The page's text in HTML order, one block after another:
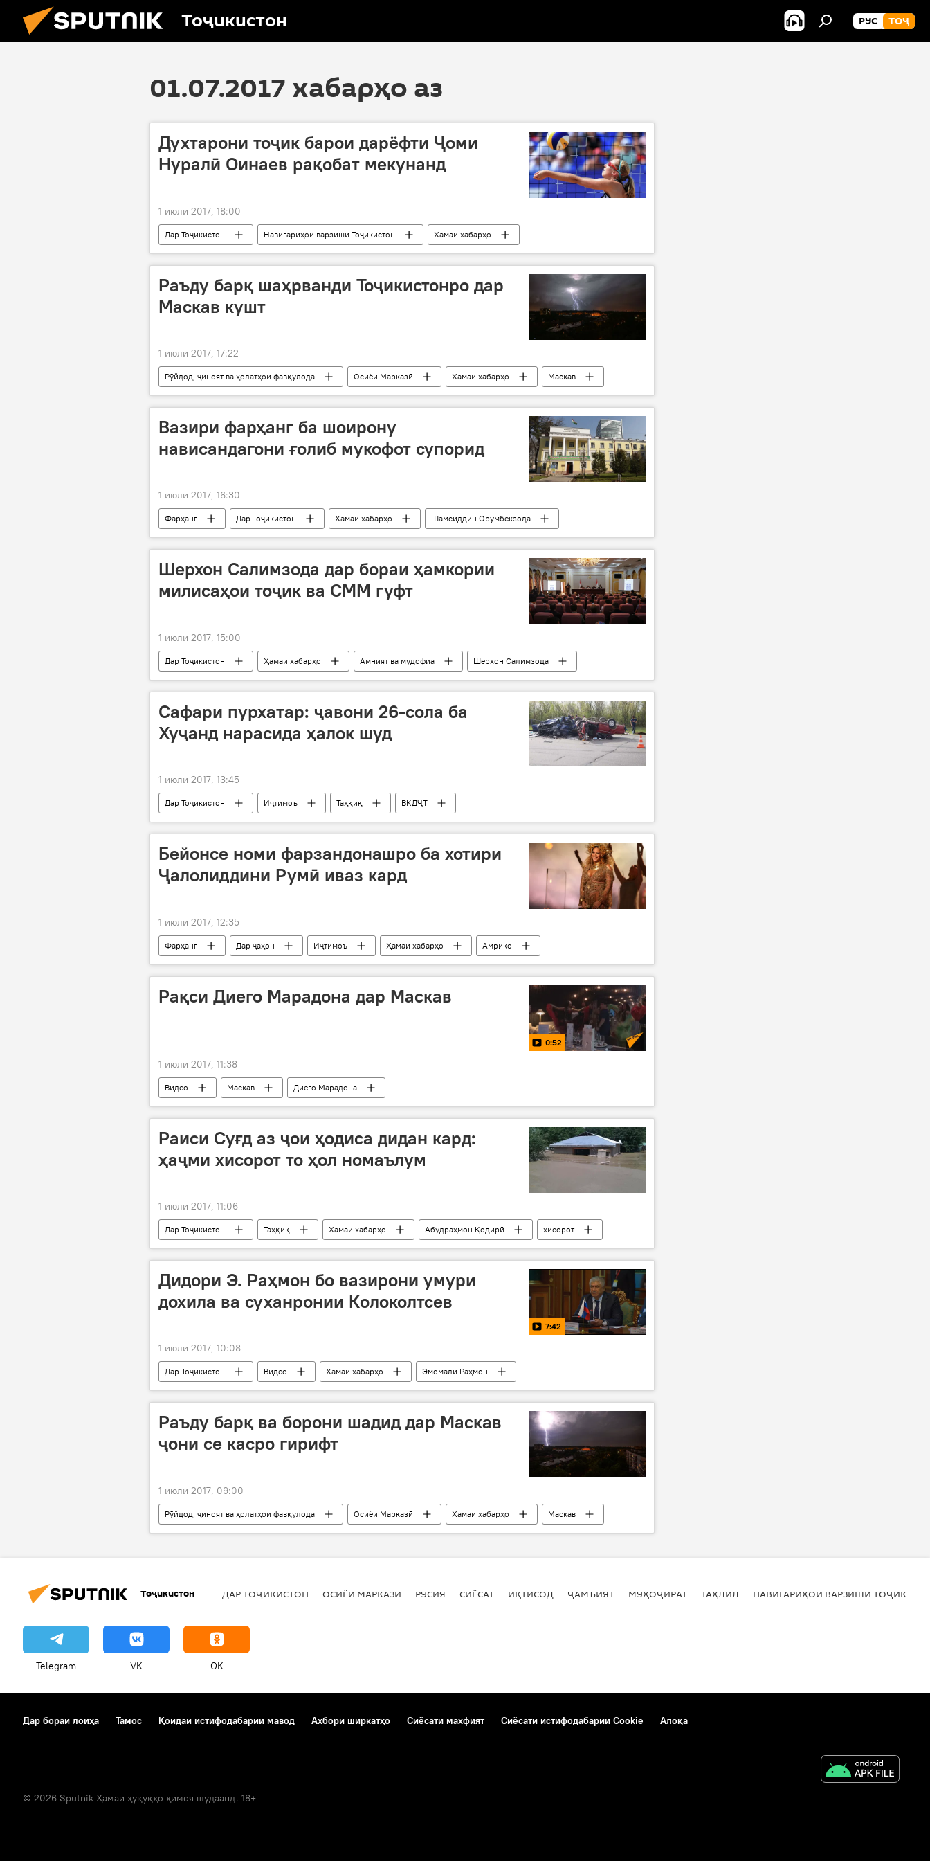
Тоҷикистон РУС ТОҶ
01.07.2017 хабарҳо аз
Духтарони тоҷик барои дарёфти Ҷоми
Нуралӣ Оинаев рақобат мекунанд
1 июли 2017, 18:00
Дар Тоҷикистон Навигариҳои варзиши Тоҷикистон
Ҳамаи хабарҳо
Нуралӣ Одинаев
сабқат футбол
Раъду барқ шаҳрванди Тоҷикистонро дар
Маскав кушт
1 июли 2017, 17:22
Рӯйдод, ҷиноят ва ҳолатҳои фавқулода Осиёи Марказӣ Ҳамаи хабарҳо
Маскав
даргузашт
Вазири фарҳанг ба шоирону
нависандагони ғолиб мукофот супорид
1 июли 2017, 16:30
Фарҳанг Дар Тоҷикистон Ҳамаи хабарҳо
Шамсиддин Орумбекзода
тақдими мукофотҳо
ба ғолибон
Шерхон Салимзода дар бораи ҳамкории
милисаҳои тоҷик ва СММ гуфт
1 июли 2017, 15:00
Дар Тоҷикистон Ҳамаи хабарҳо Амният ва мудофиа
Шерхон Салимзода
Ожонси мубориза бо қочоқи маводи мухаддир
Сафари пурхатар: ҷавони 26-сола ба
Хуҷанд нарасида ҳалок шуд
1 июли 2017, 13:45
Дар Тоҷикистон Иҷтимоъ Таҳқиқ ВКДҶТ
Бейонсе номи фарзандонашро ба хотири
Ҷалолиддини Румӣ иваз кард
1 июли 2017, 12:35
Фарҳанг Дар ҷаҳон Иҷтимоъ Ҳамаи хабарҳо
Амрико
Бейонси
номгузорӣ Румӣ Сэр
Рақси Диего Марадона дар Маскав
0:52
1 июли 2017, 11:38
Видео Маскав Диего Марадона
Раиси Суғд аз ҷои ҳодиса дидан кард:
ҳаҷми хисорот то ҳол номаълум
1 июли 2017, 11:06
Дар Тоҷикистон Таҳқиқ Ҳамаи хабарҳо Абудраҳмон Қодирӣ
хисорот
сел
Дидори Э. Раҳмон бо вазирони умури
дохила ва суханронии Колоколтсев
7:42
1 июли 2017, 10:08
Дар Тоҷикистон Видео Ҳамаи хабарҳо Эмомалӣ Раҳмон
Раъду барқ ва борони шадид дар Маскав
ҷони се касро гирифт
1 июли 2017, 09:00
Рӯйдод, ҷиноят ва ҳолатҳои фавқулода Осиёи Марказӣ Ҳамаи хабарҳо
Маскав
борон
раъду барқ се кас қурбон шуданд даргузашт
Тоҷикистон ДАР ТОҶИКИСТОН ОСИЁИ МАРКАЗӢ РУСИЯ СИЁСАТ ИҚТИСОД ҶАМЪИЯТ МУҲОҶИРАТ ТАҲЛИЛ НАВИГАРИҲОИ ВАРЗИШИ
Telegram VK OK
Дар бораи лоиҳа Тамос Қоидаи истифодабарии мавод Ахбори ширкатҳо Сиёсати махфият Сиёсати истифодабарии Cookie Алоқа
© 2026 Sputnik Ҳамаи ҳуқуқҳо ҳимоя шудаанд. 18+